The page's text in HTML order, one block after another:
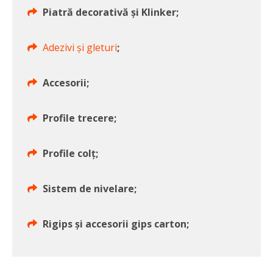
Piatră decorativă și Klinker;
Adezivi și gleturi;
Accesorii;
Profile trecere;
Profile colț;
Sistem de nivelare;
Rigips și accesorii gips carton;